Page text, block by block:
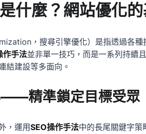
什麼？網站優化
，搜尋引擎優化）是指透過各
作手法並非單一技巧，而是一系列持續
結建設等多面向。
——精準鎖定目標受眾
，運用SEO操作手法中的長尾關鍵字